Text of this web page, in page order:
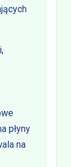
płyny
na